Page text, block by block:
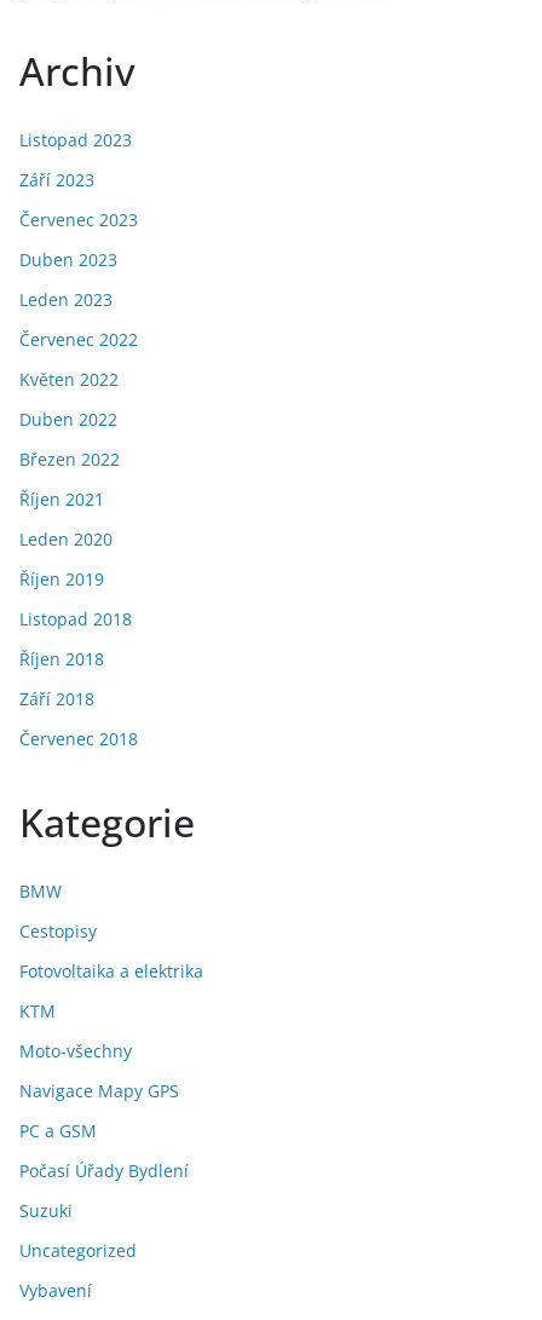
Archiv
Listopad 2023
Září 2023
Červenec 2023
Duben 2023
Leden 2023
Červenec 2022
Květen 2022
Duben 2022
Březen 2022
Říjen 2021
Leden 2020
Říjen 2019
Listopad 2018
Říjen 2018
Září 2018
Červenec 2018
Kategorie
BMW
Cestopisy
Fotovoltaika a elektrika
KTM
Moto-všechny
Navigace Mapy GPS
PC a GSM
Počasí Úřady Bydlení
Suzuki
Uncategorized
Vybavení